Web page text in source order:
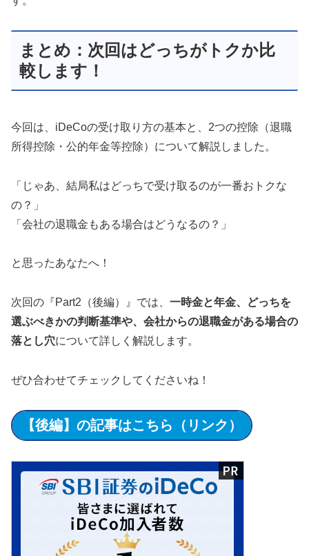
まとめ：次回はどっちがトクか比
較します！
今回は、iDeCoの受け取り方の基本と、2つの控除（退職
所得控除・公的年金等控除）について解説しました。
「じゃあ、結局私はどっちで受け取るのが一番おトクな
の？」
「会社の退職金もある場合はどうなるの？」
と思ったあなたへ！
次回の『Part2（後編）』では、 一時金と年金、どっちを
選ぶべきかの判断基準や、会社からの退職金がある場合の
落とし穴について詳しく解説します。
ぜひ合わせてチェックしてくださいね！
【後編】の記事はこちら（リンク）